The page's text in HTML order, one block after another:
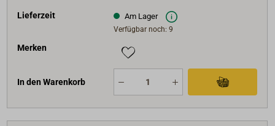
Lieferzeit Am Lager
Verfügbar noch: 9
Merken
In den Warenkorb